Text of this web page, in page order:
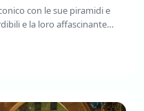
con le sue piramidi e
e la loro affascinante